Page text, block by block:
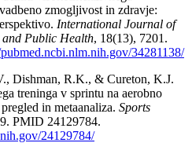
zmogljivost in zdravje:
International Journal of
and Public Health, 18(13), 7201.
34281138/
Dishman, R.K., & Cureton, K.J.
treninga v sprintu na aerobno
in metaanaliza. Sports
PMID 24129784.
24129784/